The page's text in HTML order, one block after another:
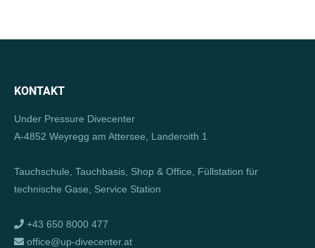
KONTAKT
Under Pressure Divecenter
A-4852 Weyregg am Attersee, Landeroith 1
Tauchschule, Tauchbasis, Shop & Office, Füllstation für
technische Gase, Service Station
+43 650 8000 477
office@up-divecenter.at